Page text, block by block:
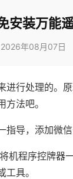
安装万能
年08月07日
进行处理的。
法吧。
导，添加微
机程序控牌器
具。